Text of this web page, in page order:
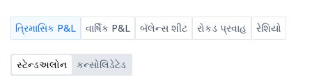
ત્રિમાસિક P&L વાર્ષિક P&L બૅલેન્સ શીટ રોકડ પ્રવાહ રેશિયો
સ્ટેન્ડઅલોન કન્સોલિડેટેડ